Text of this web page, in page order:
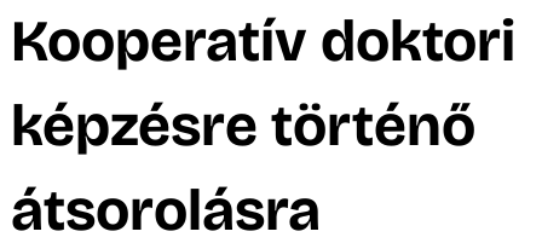
Kooperatív doktori
képzésre történő
átsorolásra